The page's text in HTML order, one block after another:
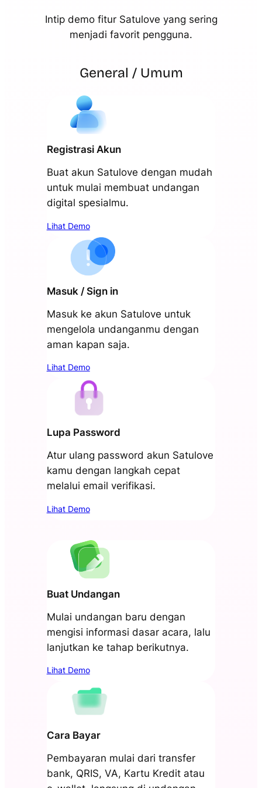
Intip demo fitur Satulove yang sering
menjadi favorit pengguna.
General / Umum
Registrasi Akun
Buat akun Satulove dengan mudah
untuk mulai membuat undangan
digital spesialmu.
Lihat Demo
Masuk / Sign in
Masuk ke akun Satulove untuk
mengelola undanganmu dengan
aman kapan saja.
Lihat Demo
Lupa Password
Atur ulang password akun Satulove
kamu dengan langkah cepat
melalui email verifikasi.
Lihat Demo
Buat Undangan
Mulai undangan baru dengan
mengisi informasi dasar acara, lalu
lanjutkan ke tahap berikutnya.
Lihat Demo
Cara Bayar
Pembayaran mulai dari transfer
bank, QRIS, VA, Kartu Kredit atau